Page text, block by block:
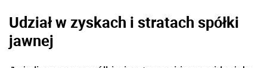
Udział w zyskach i stratach spółki
jawnej